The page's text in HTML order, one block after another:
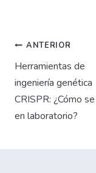
de
entradas
ANTERIOR
Herramientas de
ingeniería genética
CRISPR: ¿Cómo
en laboratorio?